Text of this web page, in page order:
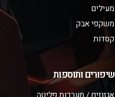
מעילים
משקפי אבק
קסדות
שיפורים ותוספות